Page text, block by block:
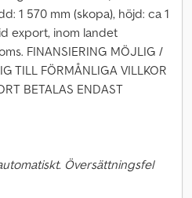
1 570 mm (skopa), höjd: ca 1
export, inom landet
FINANSIERING MÖJLIG /
TILL FÖRMÅNLIGA VILLKOR
BETALAS ENDAST
Översättningsfel